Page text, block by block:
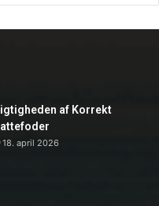
af Korrekt
18. april 2026